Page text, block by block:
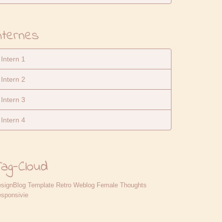
Intern 1
Intern 2
Intern 3
Intern 4
Cloud
Template Retro Weblog Female Thoughts